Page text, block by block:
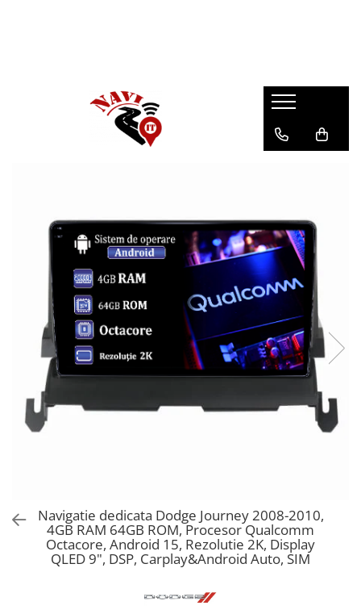
Navigatie dedicata Dodge Journey 2008-2010,
4GB RAM 64GB ROM, Procesor Qualcomm
Octacore, Android 15, Rezolutie 2K, Display
QLED 9", DSP, Carplay&Android Auto, SIM